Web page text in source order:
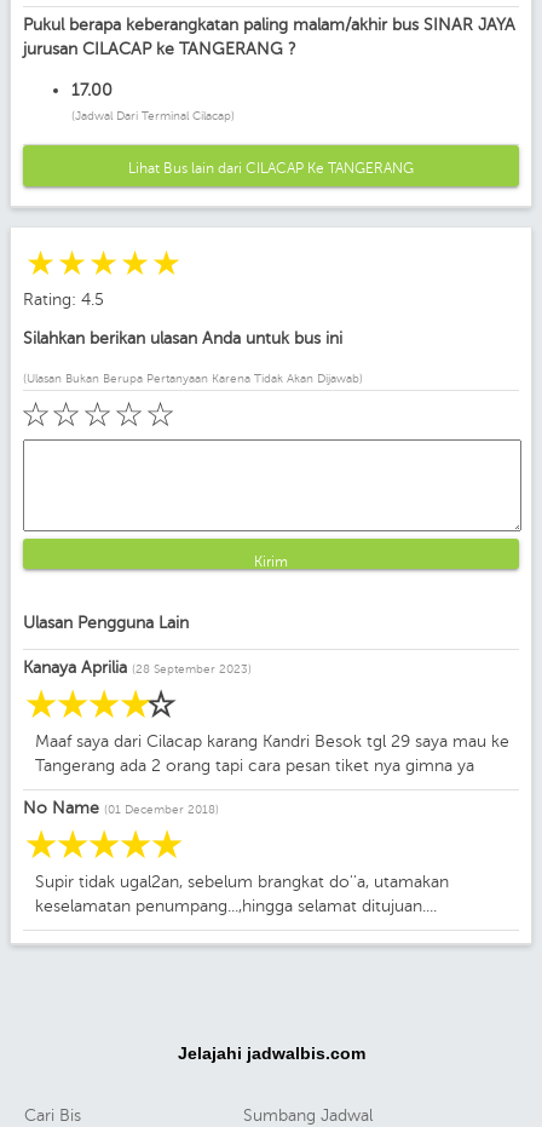
Pukul berapa keberangkatan paling malam/akhir bus SINAR JAYA
jurusan CILACAP ke TANGERANG ?
17.00
(Jadwal Dari Terminal Cilacap)
Lihat Bus lain dari CILACAP Ke TANGERANG
☆
☆
☆
☆
☆
Rating: 4.5
Silahkan berikan ulasan Anda untuk bus ini
(Ulasan Bukan Berupa Pertanyaan Karena Tidak Akan Dijawab)
☆
☆
☆
☆
☆
Kirim
Ulasan Pengguna Lain
Kanaya Aprilia (28 September 2023)
☆
☆
☆
☆
☆
Maaf saya dari Cilacap karang Kandri Besok tgl 29 saya mau ke
Tangerang ada 2 orang tapi cara pesan tiket nya gimna ya
No Name (01 December 2018)
☆
☆
☆
☆
☆
Supir tidak ugal2an, sebelum brangkat do''a, utamakan
keselamatan penumpang...,hingga selamat ditujuan....
Jelajahi jadwalbis.com
Cari Bis Sumbang Jadwal